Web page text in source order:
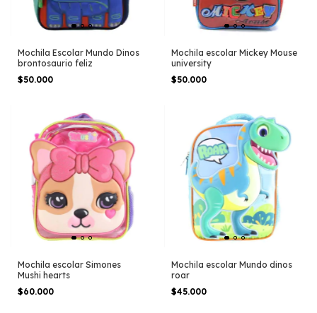
Mochila Escolar Mundo Dinos
brontosaurio feliz
$50.000
Mochila escolar Mickey Mouse
university
$50.000
Mochila escolar Simones
Mushi hearts
$60.000
Mochila escolar Mundo dinos
roar
$45.000